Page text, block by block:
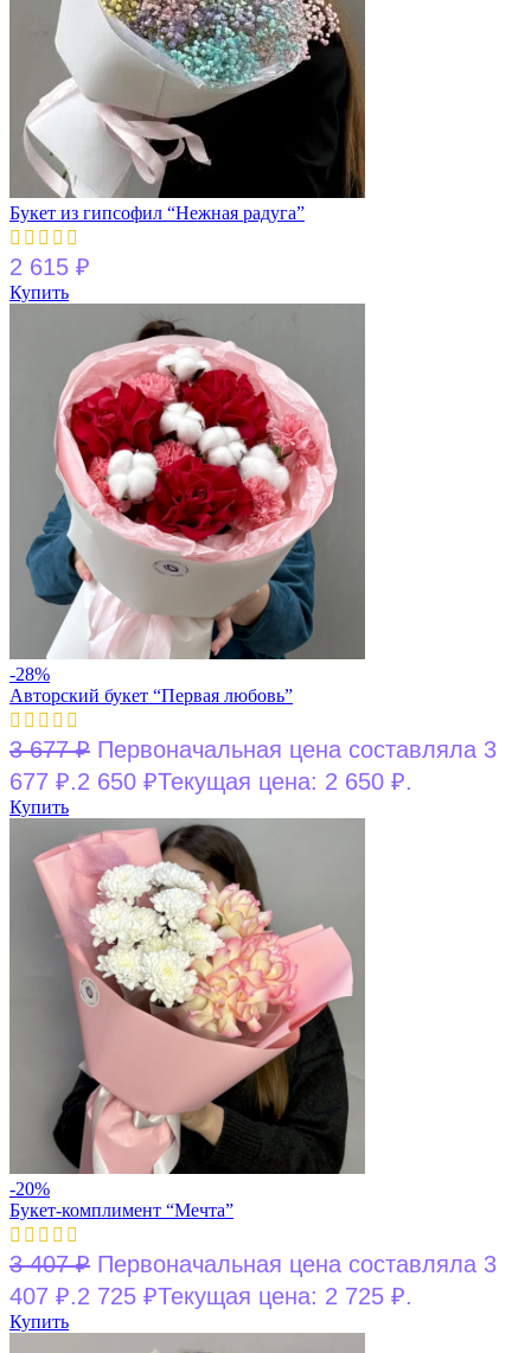
Букет из гипсофил “Нежная радуга”
2 615 ₽
Купить
-28%
Авторский букет “Первая любовь”
3 677₽ Первоначальная цена составляла 3
677 ₽.2 650 ₽Текущая цена: 2 650 ₽.
Купить
-20%
Букет-комплимент “Мечта”
3 407₽ Первоначальная цена составляла 3
407 ₽.2 725 ₽Текущая цена: 2 725 ₽.
Купить